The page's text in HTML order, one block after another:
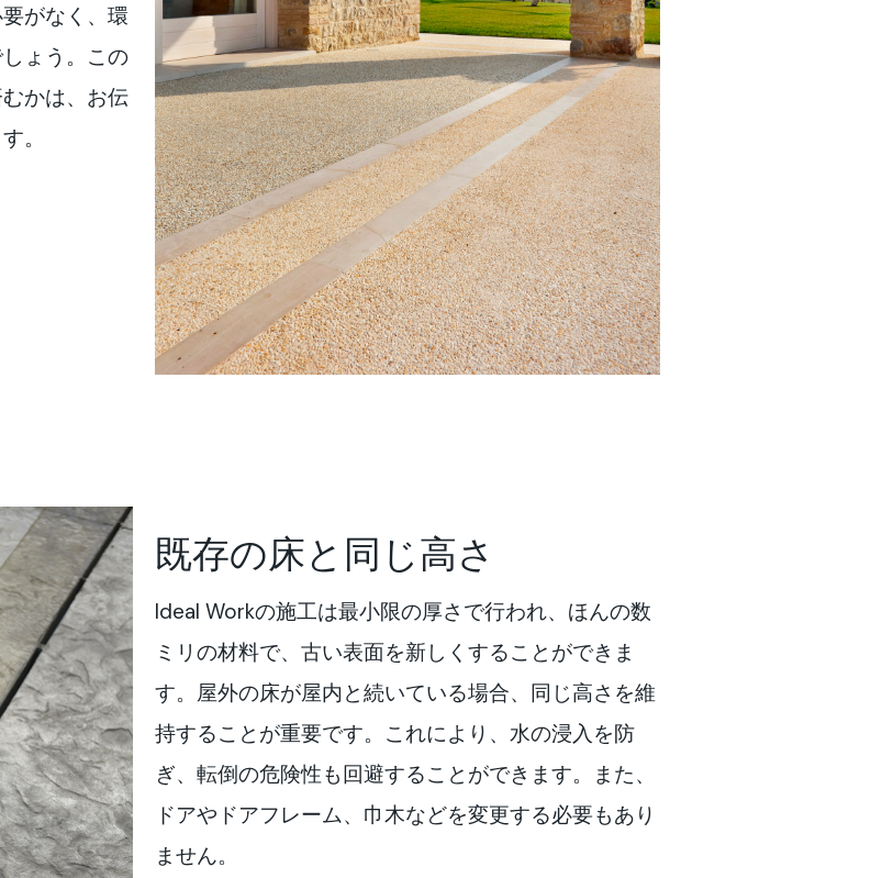
がなく、環
ょう。この
かは、お伝
。
既存の床と同じ高さ
Ideal Workの施工は最小限の厚さで行われ、ほんの数
ミリの材料で、古い表面を新しくすることができま
す。屋外の床が屋内と続いている場合、同じ高さを維
持することが重要です。これにより、水の浸入を防
ぎ、転倒の危険性も回避することができます。また、
ドアやドアフレーム、巾木などを変更する必要もあり
ません。